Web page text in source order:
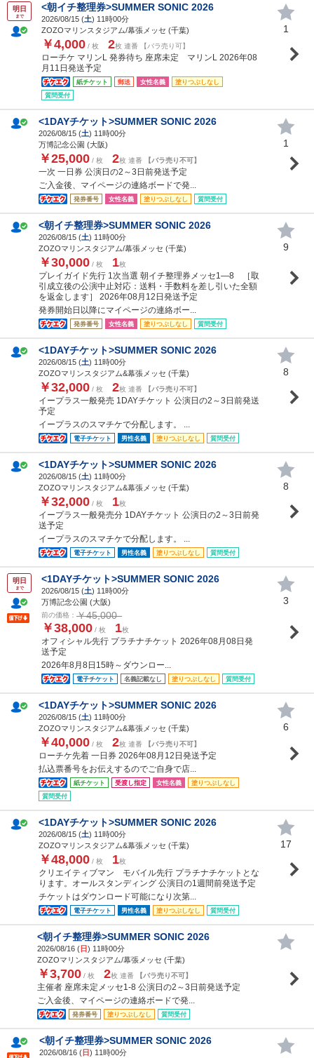
明日
まで
<朝イチ整理券>SUMMER SONIC 2026
2026/08/15 (土) 11時00分
ZOZOマリンスタジアム/幕張メッセ (千葉)
￥4,000 / 枚 2枚 連番 【バラ売り可】
ローチケ マリンL 発券待ち 座席未定 マリンL 2026年08
月11日発送予定
紙チケット 郵送 女性名義
塗りつぶしなし
質問受付
1
<1DAYチケット>SUMMER SONIC 2026
2026/08/15 (土) 11時00分
万博記念公園 (大阪)
￥25,000 / 枚 2枚 連番 【バラ売り不可】
一次 一日券 公演日の2～3日前発送予定
ご入金後、マイページの連絡ボードで発...
発券番号 女性名義 塗りつぶしなし 質問受付
1
<朝イチ整理券>SUMMER SONIC 2026
2026/08/15 (土) 11時00分
ZOZOマリンスタジアム/幕張メッセ (千葉)
￥30,000 / 枚 1枚
プレイガイド先行 1次当選 朝イチ整理券メッセ1―8 ［取
引成立後の公演中止対応：送料・手数料を差し引いた全額
を返金します］ 2026年08月12日発送予定
発券開始日以降にマイページの連絡ボー...
発券番号 女性名義 塗りつぶしなし 質問受付
9
<1DAYチケット>SUMMER SONIC 2026
2026/08/15 (土) 11時00分
ZOZOマリンスタジアム&幕張メッセ (千葉)
￥32,000 / 枚 2枚 連番 【バラ売り不可】
イープラス一般発売 1DAYチケット 公演日の2～3日前発送
予定
イープラスのスマチケで分配します。 ...
電子チケット 男性名義 塗りつぶしなし 質問受付
8
<1DAYチケット>SUMMER SONIC 2026
2026/08/15 (土) 11時00分
ZOZOマリンスタジアム&幕張メッセ (千葉)
￥32,000 / 枚 1枚
イープラス一般発売分 1DAYチケット 公演日の2～3日前発
送予定
イープラスのスマチケで分配します。 ...
電子チケット 男性名義 塗りつぶしなし 質問受付
8
明日
まで
<1DAYチケット>SUMMER SONIC 2026
2026/08/15 (土) 11時00分
万博記念公園 (大阪)
前の価格： ￥45,000
￥38,000 / 枚 1枚
オフィシャル先行 プラチナチケット 2026年08月08日発
送予定
2026年8月8日15時～ダウンロー...
電子チケット 名義記載なし 塗りつぶしなし 質問受付
3
<1DAYチケット>SUMMER SONIC 2026
2026/08/15 (土) 11時00分
ZOZOマリンスタジアム&幕張メッセ (千葉)
￥40,000 / 枚 2枚 連番 【バラ売り不可】
ローチケ先着 一日券 2026年08月12日発送予定
払込票番号をお伝えするのでご自身で店...
紙チケット 受渡し指定 女性名義
塗りつぶしなし
質問受付
6
<1DAYチケット>SUMMER SONIC 2026
2026/08/15 (土) 11時00分
ZOZOマリンスタジアム&幕張メッセ (千葉)
￥48,000 / 枚 1枚
クリエイティブマン モバイル先行 プラチナチケットとな
ります。オールスタンディング 公演日の1週間前発送予定
チケットはダウンロード可能になり次第...
電子チケット 男性名義 塗りつぶしなし 質問受付
17
<朝イチ整理券>SUMMER SONIC 2026
2026/08/16 (日) 11時00分
ZOZOマリンスタジアム/幕張メッセ (千葉)
￥3,700 / 枚 2枚 連番 【バラ売り不可】
主催者 座席未定メッセ1-8 公演日の2～3日前発送予定
ご入金後、マイページの連絡ボードで発...
発券番号 塗りつぶしなし 質問受付
<朝イチ整理券>SUMMER SONIC 2026
2026/08/16 (日) 11時00分